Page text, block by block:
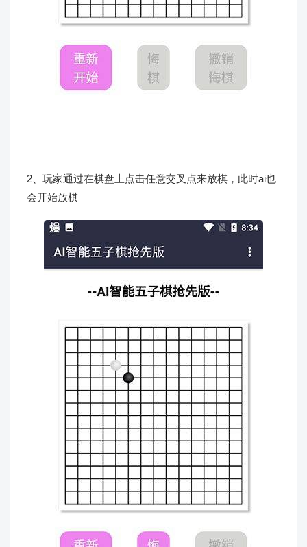
2、玩家通过在棋盘上点击任意交叉点来放棋，此时ai也
会开始放棋